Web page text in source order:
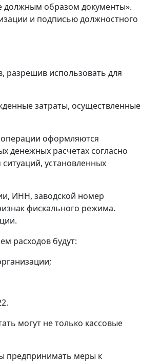
должным образом документы».
и подписью должностного
использовать для
затраты, осуществленные
операции оформляются
денежных расчетах согласно
установленных
ИНН, заводской номер
фискального режима.
расходов будут:
могут не только кассовые
предпринимать меры к